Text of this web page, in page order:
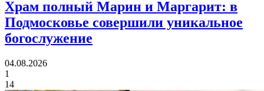
Храм полный Марин и Маргарит: в
Подмосковье совершили уникальное
богослужение
04.08.2026
1
14